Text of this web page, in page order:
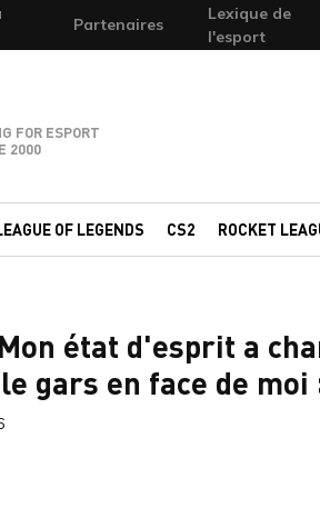
Partenaires
Lexique de
l'esport
FOR ESPORT
2000
OF LEGENDS CS2 ROCKET
état d'esprit a
gars en face de moi